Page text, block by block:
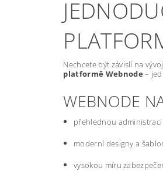
Nechcete být závislí na
platformě Webnode –
WEBNODE
přehlednou administraci
moderní designy a
vysokou míru